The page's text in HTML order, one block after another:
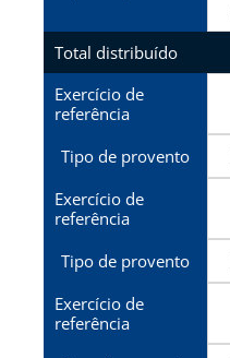
Total distribuído
Exercício de
referência
Tipo de provento
Exercício de
referência
Tipo de provento
Exercício de
referência